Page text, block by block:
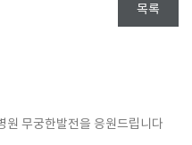
목록
원 무궁한발전을 응원드립니다